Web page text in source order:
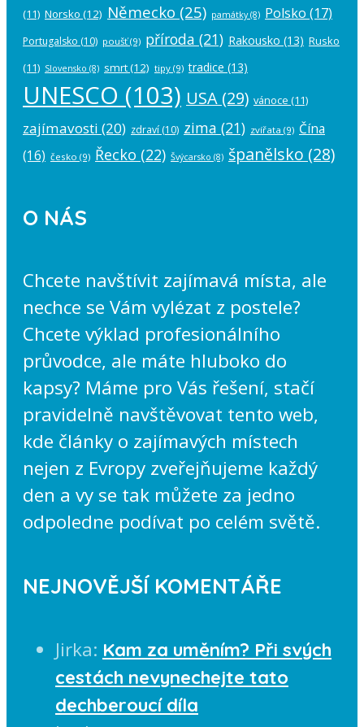
(11) Norsko (12) Německo (25) památky(8) Polsko (17)
Portugalsko (10) poušť(9) příroda (21) Rakousko (13) Rusko
(11) Slovensko (8) smrt(12) tipy (9) tradice (13)
UNESCO (103) USA (29) vánoce (11)
zajímavosti (20) zdraví (10) zima (21) zvířata (9) Čína
(16) česko (9) Řecko (22) Švýcarsko (8) španělsko (28)
O NÁS
Chcete navštívit zajímavá místa, ale
nechce se Vám vylézat z postele?
Chcete výklad profesionálního
průvodce, ale máte hluboko do
kapsy? Máme pro Vás řešení, stačí
pravidelně navštěvovat tento web,
kde články o zajímavých místech
nejen z Evropy zveřejňujeme každý
den a vy se tak můžete za jedno
odpoledne podívat po celém světě.
NEJNOVĚJŠÍ KOMENTÁŘE
Jirka: Kam za uměním? Při svých
cestách nevynechejte tato
dechberoucí díla